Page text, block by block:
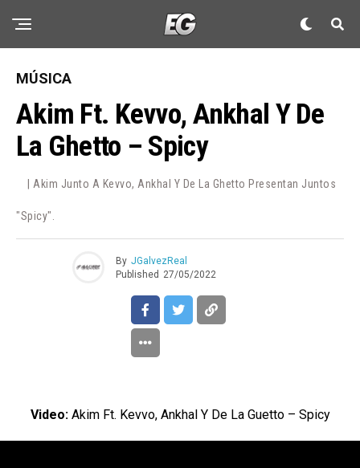
MÚSICA
Akim Ft. Kevvo, Ankhal Y De
La Ghetto – Spicy
| Akim Junto A Kevvo, Ankhal Y De La Ghetto Presentan Juntos
"Spicy".
By JGalvezReal
Published 27/05/2022
Video:Akim Ft. Kevvo, Ankhal Y De La Guetto – Spicy